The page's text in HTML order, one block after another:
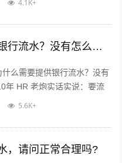
4.1K+
入职新公司为什么需要提供银行流水？没有怎么解决？
什么需要提供银行流水？没有
年 HR 老炮实话实说：要流
故意刁难你！? 核心就3点：
5.6K+
，请问正常合理吗?